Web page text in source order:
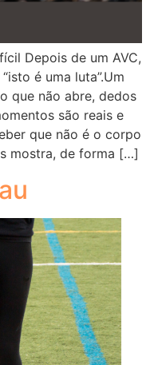
Depois de um AVC,
é uma luta”.Um
que não abre, dedos
são reais e
que não é o corpo
mostra, de forma […]